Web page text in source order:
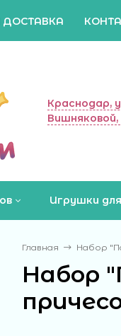
Краснодар,
Вишняковой,
Игрушки
Главная Набор
Набор